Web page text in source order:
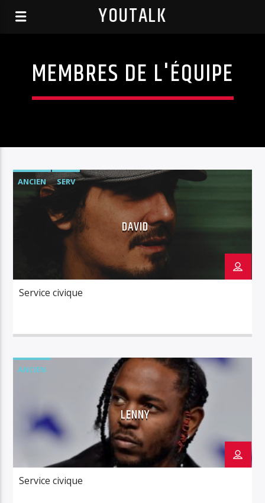
YOUTALK
MEMBRES DE L'ÉQUIPE
ANCIEN SERV
DAVID
Service civique
ANCIEN
LENNY
Service civique